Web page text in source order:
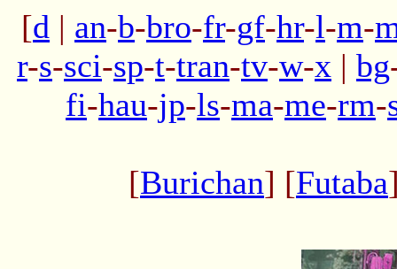
[d | an-b-bro-fr-gf-hr-l-m-
r-s-sci-sp-t-tran-tv-w-x | bg
fi-hau-jp-ls-ma-me-rm-
[Burichan] [Futaba